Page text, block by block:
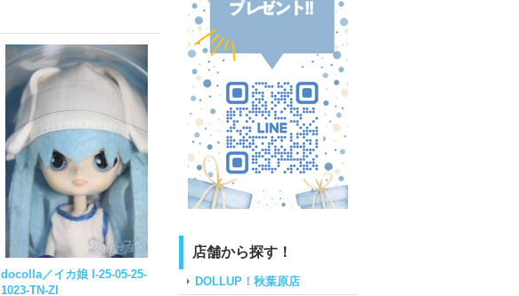
docolla／イカ娘 I-25-05-25-
1023-TN-ZI
店舗から探す！
DOLLUP！秋葉原店